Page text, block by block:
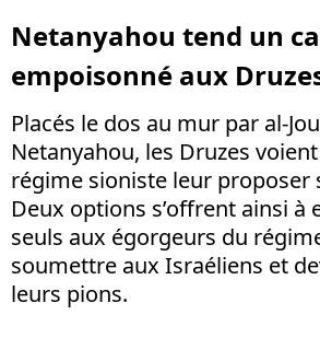
Netanyahou tend un
empoisonné aux
Placés le dos au mur par al-
Netanyahou, les Druzes
régime sioniste leur proposer
Deux options s’offrent ainsi à
seuls aux égorgeurs du
soumettre aux Israéliens et
leurs pions.